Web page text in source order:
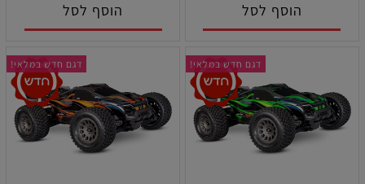
הוסף לסל הוסף לסל
דגם חדש במלאי! דגם חדש במלאי!